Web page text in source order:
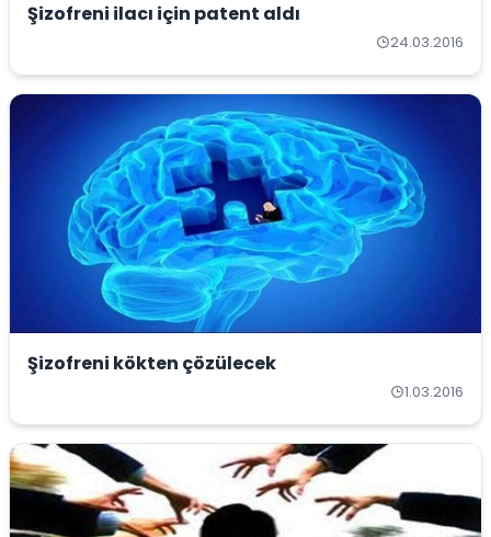
Şizofreni ilacı için patent aldı
24.03.2016
Şizofreni kökten çözülecek
1.03.2016